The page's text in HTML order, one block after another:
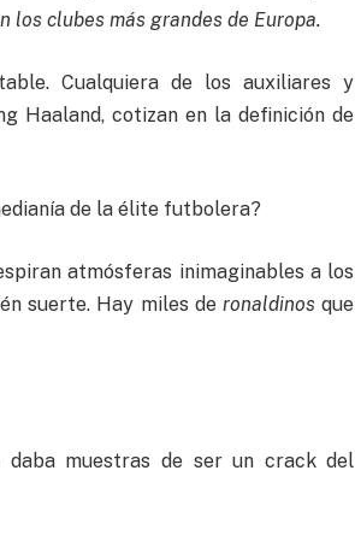
los clubes más grandes de Europa.
Cualquiera de los auxiliares y
Haaland, cotizan en la definición de
de la élite futbolera?
atmósferas inimaginables a los
suerte. Hay miles deronaldinos que
muestras de ser un crack del